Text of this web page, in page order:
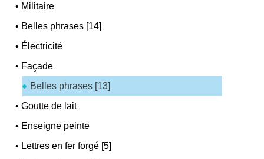
• Militaire
• Belles phrases [14]
• Électricité
• Façade
Belles phrases [13]
•Goutte de lait
• Enseigne peinte
• Lettres en fer forgé [5]